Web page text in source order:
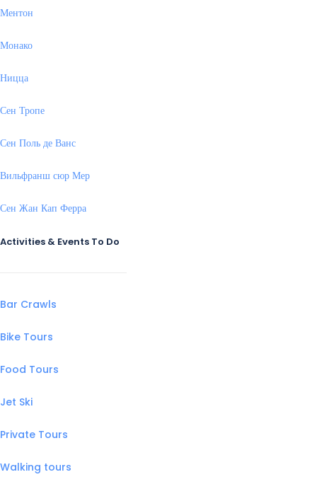
Ментон
Монако
Ницца
Сен Тропе
Сен Поль де Ванс
Вильфранш сюр Мер
Сен Жан Кап Ферра
Activities & Events To Do
Bar Crawls
Bike Tours
Food Tours
Jet Ski
Private Tours
Walking tours